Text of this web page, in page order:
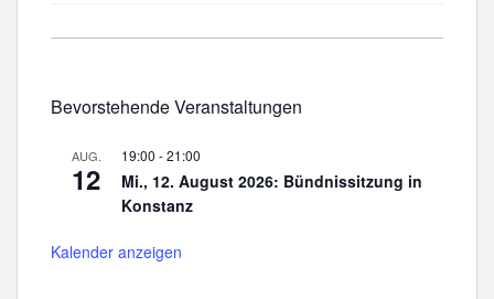
Bevorstehende Veranstaltungen
AUG.
12
19:00 -21:00
Mi., 12. August 2026: Bündnissitzung in
Konstanz
Kalender anzeigen